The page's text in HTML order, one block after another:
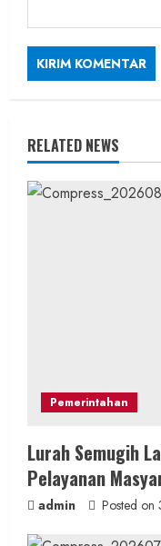
RELATED NEWS
Pemerintahan
Lurah Semugih
Pelayanan
admin Posted on